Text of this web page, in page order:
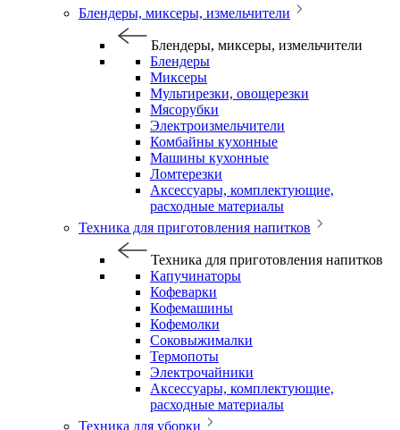
Блендеры, миксеры, измельчители
Блендеры, миксеры, измельчители
Блендеры
Миксеры
Мультирезки, овощерезки
Мясорубки
Электроизмельчители
Комбайны кухонные
Машины кухонные
Ломтерезки
Аксессуары, комплектующие,
расходные материалы
Техника для приготовления напитков
Техника для приготовления напитков
Капучинаторы
Кофеварки
Кофемашины
Кофемолки
Соковыжималки
Термопоты
Электрочайники
Аксессуары, комплектующие,
расходные материалы
Техника для уборки